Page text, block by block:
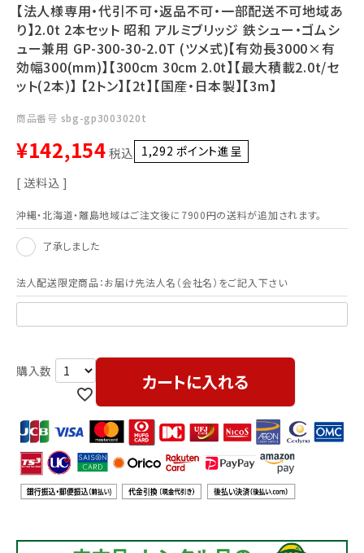
メールでのお問い合わせ
info@agriz.net
FAXでのご注文
0739-72-4532 24時間受付
【法人様専用・代引不可・返品不可・一部配送不可地域あ
り】2.0t 2本セット 昭和 アルミブリッジ 鉄シュー・ゴムシ
ュー兼用 GP-300-30-2.0T (ツメ式)【有効長3000×有
効幅300(mm)】【300cm 30cm 2.0t】【最大積載2.0t/セ
ット(2本)】 【2トン】【2t】【国産・日本製】【3m】
商品番号 sbg-gp3003020t
¥142,154税込 1,292 ポイント進呈 ]
送料込
沖縄・北海道・離島地域はご注文後に7900円の送料が追加されます。
了承しました
法人配送限定商品：お届け先法人名（会社名）をご記入下さい
カートに入れる